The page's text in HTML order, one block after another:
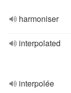
harmoniser
interpolated
interpolée